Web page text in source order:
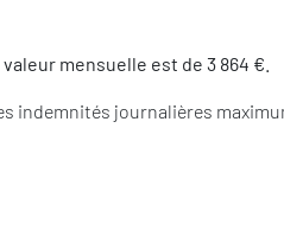
valeur mensuelle est de 3 864 €.
indemnités journalières